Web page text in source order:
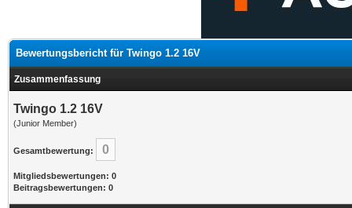
Bewertungsbericht für Twingo 1.2 16V
Zusammenfassung
Twingo 1.2 16V
(Junior Member)
Gesamtbewertung: 0
Mitgliedsbewertungen: 0
Beitragsbewertungen: 0